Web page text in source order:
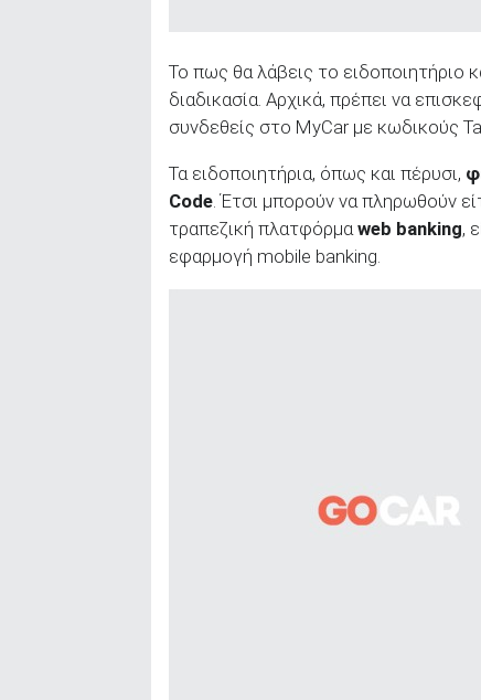
Το πως θα λάβεις το ειδοποιητήριο
διαδικασία. Αρχικά, πρέπει να
συνδεθείς στο MyCar με κωδικούς
Τα ειδοποιητήρια, όπως και πέρυσι,
Code . Έτσι μπορούν να πληρωθούν
τραπεζική πλατφόρμα web banking,
εφαρμογή mobile banking.